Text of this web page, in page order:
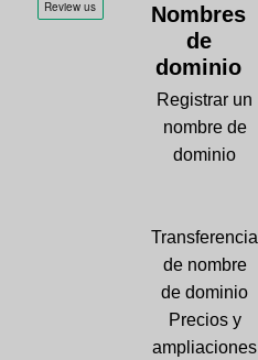
Nombres
de
dominio
Registrar un
nombre de
dominio
Transferencia
de nombre
de dominio
Precios y
ampliaciones